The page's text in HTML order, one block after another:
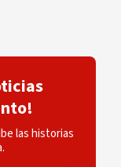
las historias